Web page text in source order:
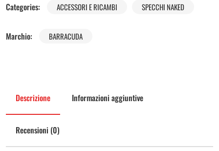
Categories:
ACCESSORI E RICAMBI SPECCHI NAKED
Marchio: BARRACUDA
Descrizione Informazioni aggiuntive
Recensioni (0)